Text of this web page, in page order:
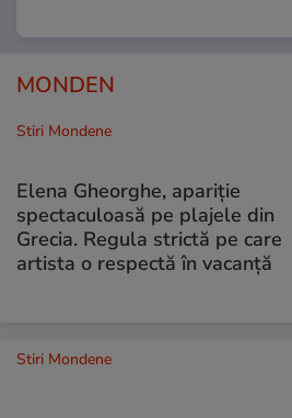
MONDEN
Stiri Mondene
Elena Gheorghe, apariție
spectaculoasă pe plajele din
Grecia. Regula strictă pe care
artista o respectă în vacanță
Stiri Mondene